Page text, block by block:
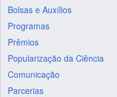
Bolsas e Auxílios
Programas
Prêmios
Popularização da Ciência
Comunicação
Parcerias